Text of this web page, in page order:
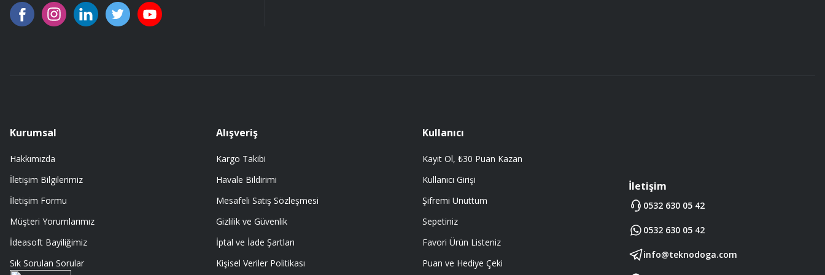
91 mm çakımın kürdanı ile bire bir değiştirdim.
A... Ç... | 11/07/2026
A... Ç... | 11/07/2026
Memnumum
K... N... | 09/07/2026
GAYET GÜZEL VE ÖZENLİ PAKETLENMİŞTİ
Kurumsal
Hakkımızda
İletişim Bilgilerimiz
İletişim Formu
Müşteri Yorumlarımız
İdeasoft Bayiliğimiz
Sık Sorulan Sorular
Alışveriş
Kargo Takibi
Havale Bildirimi
Mesafeli Satış Sözleşmesi
Gizlilik ve Güvenlik
İptal ve İade Şartları
Kişisel Veriler Politikası
Kullanıcı
Kayıt Ol, ₺30 Puan Kazan
Kullanıcı Girişi
Şifremi Unuttum
Sepetiniz
Favori Ürün Listeniz
Puan ve Hediye Çeki
İletişim
0532 630 05 42
0532 630 05 42
info@teknodoga.com